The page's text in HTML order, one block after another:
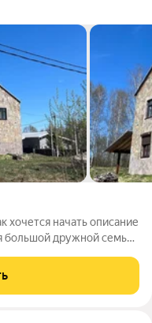
начать описание
большой дружной семье,
ремонтом- отличная